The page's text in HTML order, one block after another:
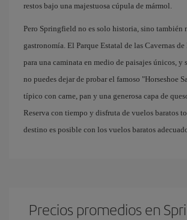
restos bajo una majestuosa cúpula de mármol.
Pero Springfield no es solo historia, sino también
gastronomía. El Parque Estatal de las Cavernas
para una caminata en medio de paisajes únicos, y
no puedes dejar de probar el famoso "Horseshoe
típico con carne, pan y una generosa capa de
Reserva con tiempo y disfruta de vuelos baratos
destino es posible con los vuelos baratos
Precios promedios en